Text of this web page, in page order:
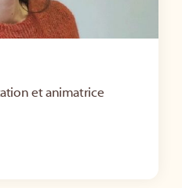
et animatrice